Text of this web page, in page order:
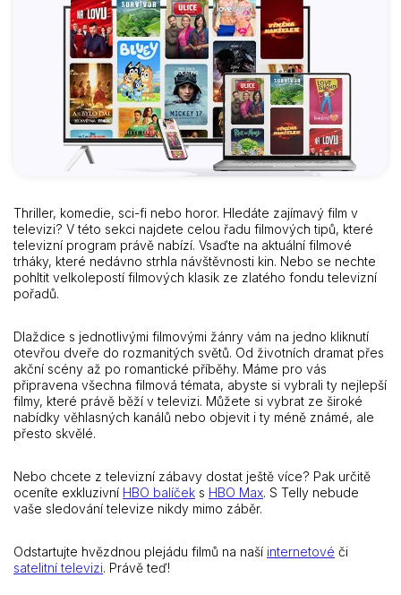
Thriller, komedie, sci-fi nebo horor. Hledáte zajímavý film v
televizi? V této sekci najdete celou řadu filmových tipů, které
televizní program právě nabízí. Vsaďte na aktuální filmové
trháky, které nedávno strhla návštěvnosti kin. Nebo se nechte
pohltit velkolepostí filmových klasik ze zlatého fondu televizní
pořadů.
Dlaždice s jednotlivými filmovými žánry vám na jedno kliknutí
otevřou dveře do rozmanitých světů. Od životních dramat přes
akční scény až po romantické příběhy. Máme pro vás
připravena všechna filmová témata, abyste si vybrali ty nejlepší
filmy, které právě běží v televizi. Můžete si vybrat ze široké
nabídky věhlasných kanálů nebo objevit i ty méně známé, ale
přesto skvělé.
Nebo chcete z televizní zábavy dostat ještě více? Pak určitě
oceníte exkluzivní HBO balíček s HBO Max. S Telly nebude
vaše sledování televize nikdy mimo záběr.
Odstartujte hvězdnou plejádu filmů na naší internetové či
satelitní televizi. Právě teď!